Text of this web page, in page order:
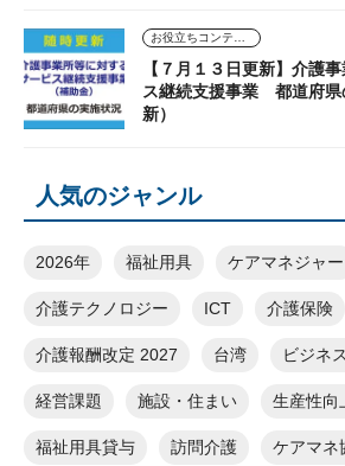
【７月１３日更新】介護
ス継続支援事業 都道府県
新）
人気のジャンル
2026年 福祉用具 ケアマネジャー
介護テクノロジー ICT 介護保険
介護報酬改定 2027 台湾 ビジネス
経営課題 施設・住まい 生産性向
福祉用具貸与 訪問介護 ケアマネ